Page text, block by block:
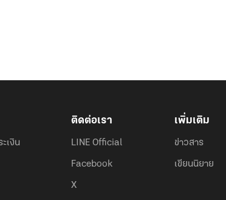
เงิน
ติดต่อเรา
LINE Official
Facebook
X
เพิ่มเติม
ข่าวสาร
เขียนนิยาย